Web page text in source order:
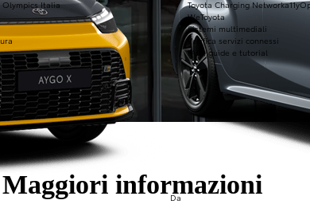
Da
Toyota Charging Network
WeToyota
Sistemi multimediali
Verifica servizi connessi
FAQ, guide e tutorial
Olympics Italia
Maggiori informazioni